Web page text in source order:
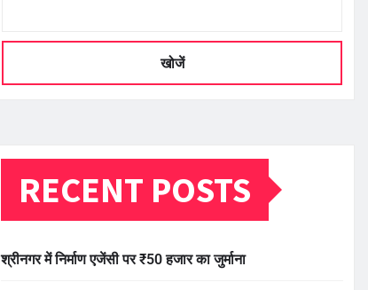
खोजें
RECENT POSTS
श्रीनगर में निर्माण एजेंसी पर ₹50 हजार का जुर्माना